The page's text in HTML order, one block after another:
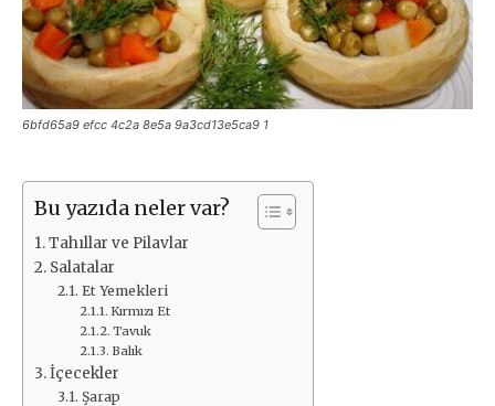
6bfd65a9 efcc 4c2a 8e5a 9a3cd13e5ca9 1
Bu yazıda neler var?
Tahıllar ve Pilavlar
Salatalar
Et Yemekleri
Kırmızı Et
Tavuk
Balık
İçecekler
Şarap